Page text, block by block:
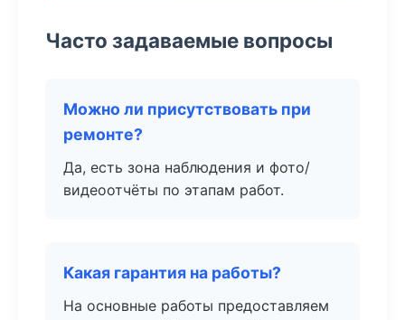
Часто задаваемые вопросы
Можно ли присутствовать при
ремонте?
Да, есть зона наблюдения и фото/
видеоотчёты по этапам работ.
Какая гарантия на работы?
На основные работы предоставляем